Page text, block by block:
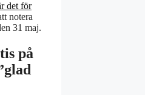
det för
notera
31 maj.
på